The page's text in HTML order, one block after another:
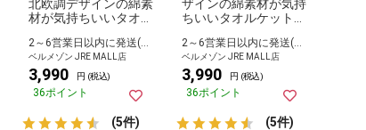
北欧調デザインの綿素
材が気持ちいいタオル
2～6営業日以内に発送(長期休暇除く)
ベルメゾン JRE MALL店
3,990 円 (税込)
36ポイント
(5件)
ザインの綿素材が気持
ちいいタオルケット
2～6営業日以内に発送(長期休暇除く)
ベルメゾン JRE MALL店
3,990 円 (税込)
36ポイント
(5件)